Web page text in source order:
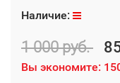
Наличие:
1 000 руб.
Вы экономите: